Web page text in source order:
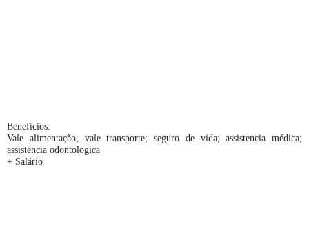
Benefícios:
Vale alimentação; vale transporte; seguro de vida; assistencia médica;
assistencia odontologica
+ Salário